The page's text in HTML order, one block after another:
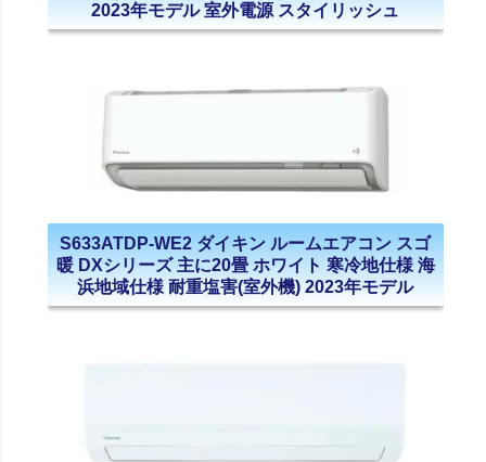
2023年モデル 室外電源 スタイリッシュ
S633ATDP-WE2 ダイキン ルームエアコン スゴ
暖 DXシリーズ 主に20畳 ホワイト 寒冷地仕様 海
浜地域仕様 耐重塩害(室外機) 2023年モデル